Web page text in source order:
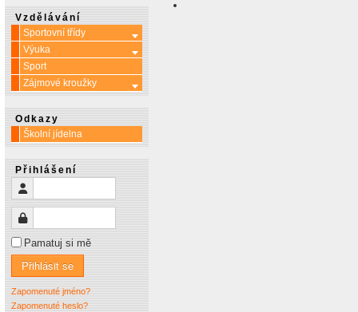
Vzdělávání
Sportovní třídy
Více o: Sportovní třídy
Výuka Více o: Výuka
Sport
Zájmové kroužky
Více o: Zájmové kroužky
Odkazy
Školní jídelna
Přihlášení
Heslo
Pamatuj si mě
Přihlásit se
Zapomenuté jméno?
Zapomenuté heslo?